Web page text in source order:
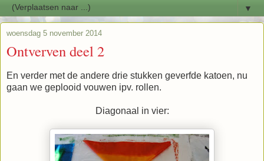
▼
woensdag 5 november 2014
Ontverven deel 2
En verder met de andere drie stukken geverfde katoen, nu
gaan we geplooid vouwen ipv. rollen.
Diagonaal in vier: